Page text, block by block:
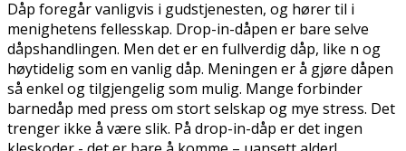
Dåp foregår vanligvis i gudstjenesten, og hører til i
menighetens fellesskap. Drop-in-dåpen er bare selve
dåpshandlingen. Men det er en fullverdig dåp, like fin og
høytidelig som en vanlig dåp. Meningen er å gjøre dåpen
så enkel og tilgjengelig som mulig. Mange forbinder
barnedåp med press om stort selskap og mye stress. Det
trenger ikke å være slik. På drop-in-dåp er det ingen